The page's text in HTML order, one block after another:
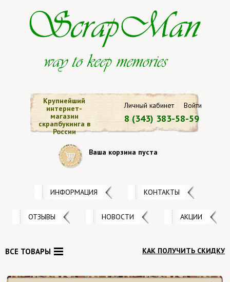
Личный кабинет Войти
8 (343) 383-58-59
Крупнейший
интернет-
магазин
скрапбукинга в
России
Ваша корзина пуста
ИНФОРМАЦИЯ КОНТАКТЫ
ОТЗЫВЫ НОВОСТИ АКЦИИ
КАК ПОЛУЧИТЬ СКИДКУ
ВСЕ ТОВАРЫ